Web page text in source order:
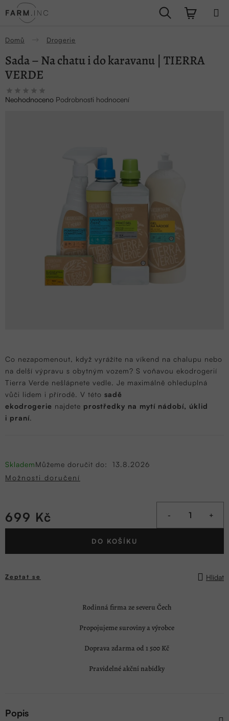
na
Hledat
Domů Drogerie
Co nezapomenout, když vyrážíte na víkend na chalupu nebo
na delší výpravu s obytným vozem? S voňavou ekodrogerií
Tierra Verde nešlápnete vedle. Je maximálně ohleduplná
vůči lidem i přírodě. V této sadě
ekodrogerie najdete prostředky na mytí nádobí, úklid
i praní.
SklademMůžeme doručit do:
13.8.2026
Možnosti doručení
699 Kč
Měrná
DO KOŠÍKU
Zeptat se Hlídat
Sada – Na chatu i do karavanu | TIERRA
VERDE
Průměrné
hodnocení
Neohodnoceno Podrobnosti hodnocení
Rodinná firma ze severu Čech
Propojujeme suroviny a výrobce
Doprava zdarma od 1 500 Kč
Pravidelné akční nabídky
Popis